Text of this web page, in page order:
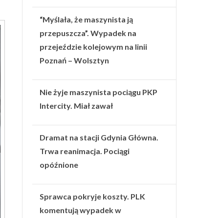
“Myślała, że maszynista ją
przepuszcza”. Wypadek na
przejeździe kolejowym na linii
Poznań – Wolsztyn
Nie żyje maszynista pociągu PKP
Intercity. Miał zawał
Dramat na stacji Gdynia Główna.
Trwa reanimacja. Pociągi
opóźnione
Sprawca pokryje koszty. PLK
komentują wypadek w